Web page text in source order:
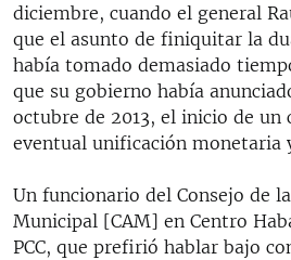
diciembre, cuando el general
que el asunto de finiquitar la
había tomado demasiado
que su gobierno había
octubre de 2013, el inicio de un
eventual unificación monetaria
Un funcionario del Consejo de
Municipal [CAM] en Centro
PCC, que prefirió hablar bajo